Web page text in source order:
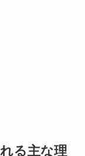
る主な理